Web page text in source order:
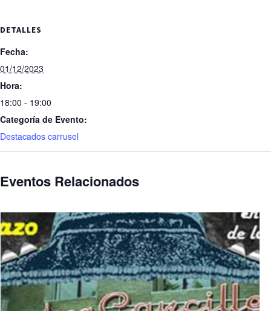
DETALLES
Fecha:
01/12/2023
Hora:
18:00 - 19:00
Categoría de Evento:
Destacados carrusel
Eventos Relacionados